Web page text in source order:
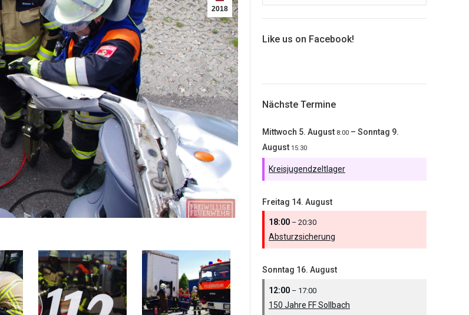
2018
Like us on Facebook!
Nächste Termine
Mittwoch 5. August 8:00 – Sonntag 9.
August 15:30
Kreisjugendzeltlager
Freitag 14. August
18:00 – 20:30
Absturzsicherung
Sonntag 16. August
12:00 – 17:00
150 Jahre FF Sollbach